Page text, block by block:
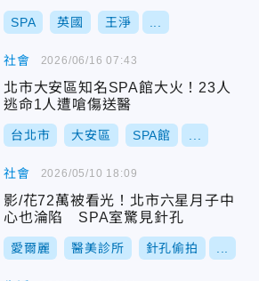
SPA 英國 王淨
社會
北市大安區知名SPA館大火！23人
逃命1人遭嗆傷送醫
台北市 大安區 SPA館
2026/06/16 07:43
社會
影/花72萬被看光！北市六星月子中
心也淪陷 SPA室驚見針孔
愛爾麗 醫美診所 針孔偷拍
2026/05/10 18:09